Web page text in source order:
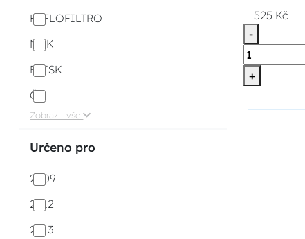
HIFLOFILTRO
NGK
BRISK
ČZ
Zobrazit vše
Určeno pro
2009
2012
2013
525 Kč
-
+